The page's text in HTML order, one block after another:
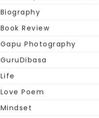
Biography
Book Review
Gapu Photography
GuruDibasa
Life
Love Poem
Mindset